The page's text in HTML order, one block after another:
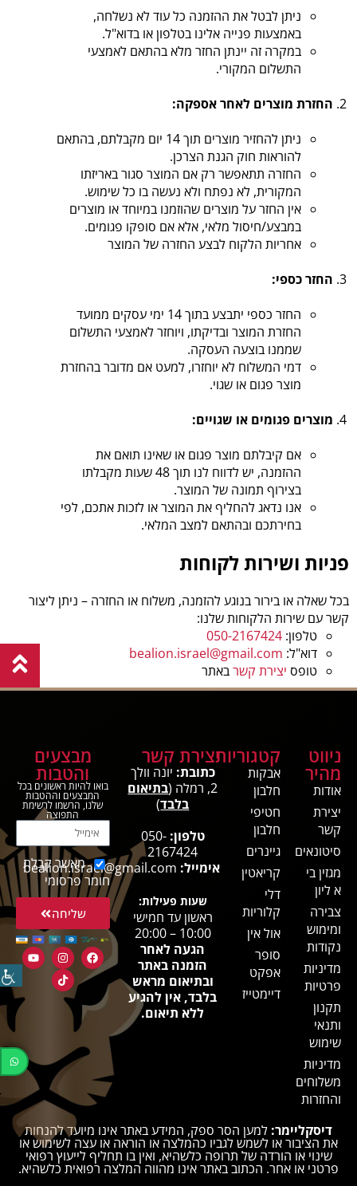
ניתן לבטל את ההזמנה כל עוד לא נשלחה,
באמצעות פנייה אלינו בטלפון או בדוא"ל.
במקרה זה יינתן החזר מלא בהתאם לאמצעי
התשלום המקורי.
החזרת מוצרים לאחר אספקה:
ניתן להחזיר מוצרים תוך 14 יום מקבלתם, בהתאם
להוראות חוק הגנת הצרכן.
החזרה תתאפשר רק אם המוצר סגור באריזתו
המקורית, לא נפתח ולא נעשה בו כל שימוש.
אין החזר על מוצרים שהוזמנו במיוחד או מוצרים
במבצע/חיסול מלאי, אלא אם סופקו פגומים.
אחריות הלקוח לבצע החזרה של המוצר
החזר כספי:
החזר כספי יתבצע בתוך 14 ימי עסקים ממועד
החזרת המוצר ובדיקתו, ויוחזר לאמצעי התשלום
שממנו בוצעה העסקה.
דמי המשלוח לא יוחזרו, למעט אם מדובר בהחזרת
מוצר פגום או שגוי.
מוצרים פגומים או שגויים:
אם קיבלתם מוצר פגום או שאינו תואם את
ההזמנה, יש לדווח לנו תוך 48 שעות מקבלתו
בצירוף תמונה של המוצר.
אנו נדאג להחליף את המוצר או לזכות אתכם, לפי
בחירתכם ובהתאם למצב המלאי.
פניות ושירות לקוחות
בכל שאלה או בירור בנוגע להזמנה, משלוח או החזרה – ניתן ליצור
קשר עם שירות הלקוחות שלנו:
טלפון: 050-2167424
דוא"ל: bealion.israel@gmail.com
טופס יצירת קשרבאתר
ניווט
מהיר
אודות
יצירת
קשר
סיטונאים
מגזין בי
א ליון
צבירה
ומימוש
נקודות
מדיניות
פרטיות
תקנון
ותנאי
שימוש
מדיניות
משלוחים
והחזרות
קטגוריות
אבקות
חלבון
חטיפי
חלבון
גיינרים
קריאטין
דלי
קלוריות
אול אין
סופר
אפקט
דיימטייז
יצירת קשר
כתובת: יונה וולך
2, רמלה (
בתיאום
בלבד)
טלפון: 050-
2167424
אימייל: bealion.israel@gmail.com
שעות פעילות:
ראשון עד חמישי
10:00 – 20:00
הגעה לאחר
הזמנה באתר
ובתיאום מראש
בלבד, אין להגיע
ללא תיאום.
מבצעים
והטבות
בואו להיות ראשונים בכל
המבצעים וההטבות
שלנו, הרשמו לרשימת
התפוצה
מאשר קבלת
חומר פרסומי
שליחה
דיסקליימר: למען הסר ספק, המידע באתר אינו מיועד להנחות
את הציבור או לשמש לגביו כהמלצה או הוראה או עצה לשימוש או
שינוי או הורדה של תרופה כלשהיא, ואין בו תחליף לייעוץ רפואי
פרטני או אחר. הכתוב באתר אינו מהווה המלצה רפואית כלשהיא.